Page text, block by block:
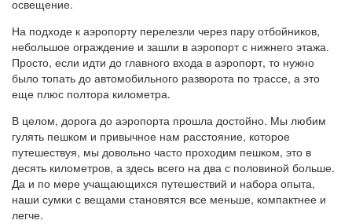
освещение.
На подходе к аэропорту перелезли через пару отбойников,
небольшое ограждение и зашли в аэропорт с нижнего этажа.
Просто, если идти до главного входа в аэропорт, то нужно
было топать до автомобильного разворота по трассе, а это
еще плюс полтора километра.
В целом, дорога до аэропорта прошла достойно. Мы любим
гулять пешком и привычное нам расстояние, которое
путешествуя, мы довольно часто проходим пешком, это в
десять километров, а здесь всего на два с половиной больше.
Да и по мере учащающихся путешествий и набора опыта,
наши сумки с вещами становятся все меньше, компактнее и
легче.